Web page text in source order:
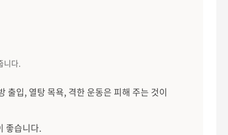
니다.
출입, 열탕 목욕, 격한 운동은 피해 주는 것이
좋습니다.